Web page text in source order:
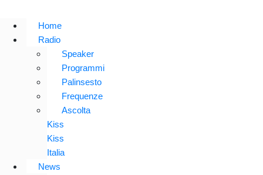
Home
Radio
Speaker
Programmi
Palinsesto
Frequenze
Ascolta
Kiss
Kiss
Italia
News